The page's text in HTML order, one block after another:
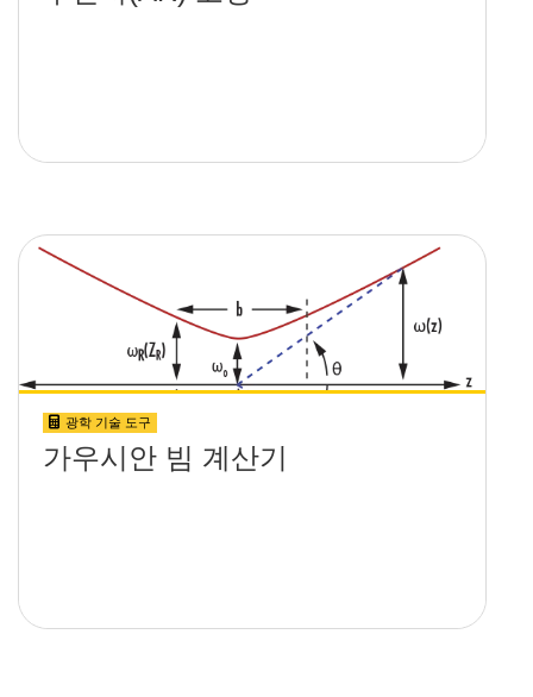
광학 기술 도구
가우시안 빔 계산기